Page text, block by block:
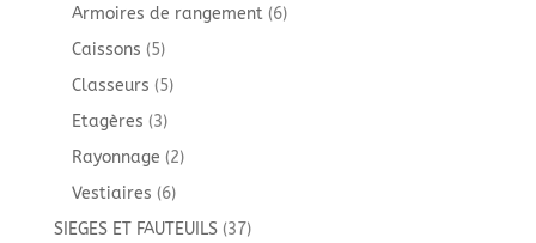
produits
Armoires de rangement 66
Caissons 55
produits
Classeurs 55
Etagères 33
produits
Rayonnage 22
Vestiaires 66
produits
SIEGES ET FAUTEUILS 3737